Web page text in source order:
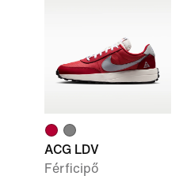
ACG LDV
Férficipő